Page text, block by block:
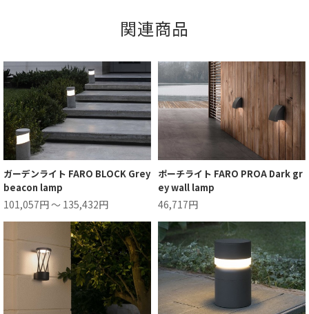
関連商品
ガーデンライト FARO BLOCK Grey
beacon lamp
101,057円 ～ 135,432円
ポーチライト FARO PROA Dark gr
ey wall lamp
46,717円